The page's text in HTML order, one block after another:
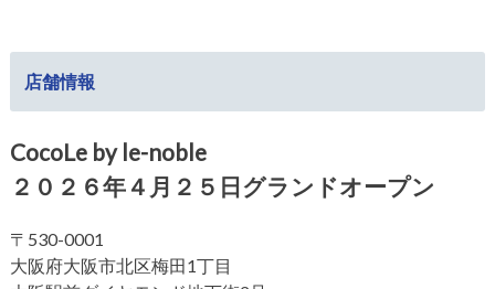
店舗情報
CocoLe by le-noble
２０２６年４月２５日グランドオープン
〒530-0001
大阪府大阪市北区梅田1丁目